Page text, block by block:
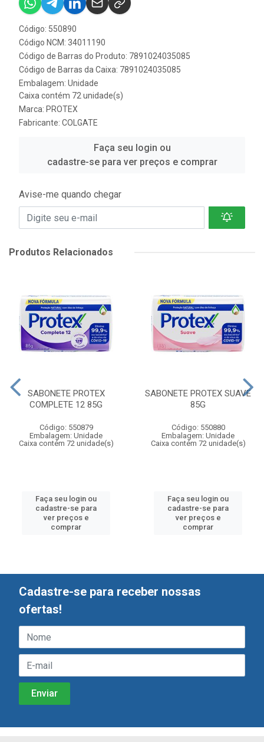
Código: 550890
Código NCM: 34011190
Código de Barras do Produto: 7891024035085
Código de Barras da Caixa: 7891024035085
Embalagem: Unidade
Caixa contém 72 unidade(s)
Marca: PROTEX
Fabricante: COLGATE
Faça seu login ou
cadastre-se para ver preços e comprar
Avise-me quando chegar
Produtos Relacionados
SABONETE PROTEX
COMPLETE 12 85G
Código: 550879
Embalagem: Unidade
Caixa contém 72 unidade(s)
Faça seu login ou
cadastre-se para
ver preços e
comprar
SABONETE PROTEX SUAVE
85G
Código: 550880
Embalagem: Unidade
Caixa contém 72 unidade(s)
Faça seu login ou
cadastre-se para
ver preços e
comprar
Cadastre-se para receber nossas
ofertas!